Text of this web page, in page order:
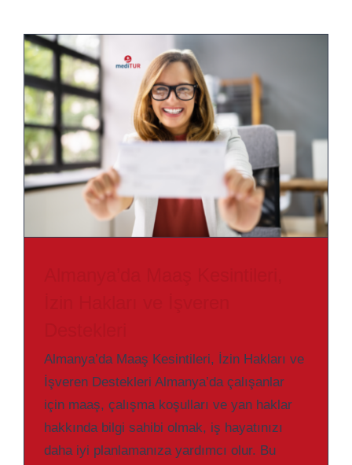
Almanya’da Maaş Kesintileri, İzin Hakları ve
İşveren Destekleri Almanya’da çalışanlar
için maaş, çalışma koşulları ve yan haklar
hakkında bilgi sahibi olmak, iş hayatınızı
daha iyi planlamanıza yardımcı olur. Bu